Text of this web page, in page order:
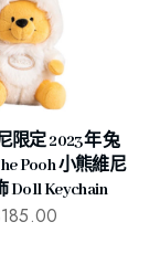
限定 2023年 兔
Pooh 小熊維尼
Doll Keychain
185.00